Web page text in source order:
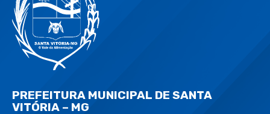
PREFEITURA MUNICIPAL DE SANTA
VITÓRIA – MG